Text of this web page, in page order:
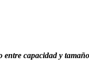
capacidad y